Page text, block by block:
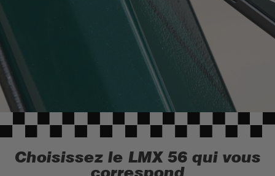
Choisissez le LMX 56 qui vous
correspond